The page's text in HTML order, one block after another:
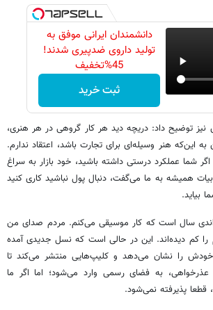
دانشمندان ایرانی موفق به
تولید داروی ضدپیری شدند!
45%تخفیف
ثبت خرید
نیز توضیح داد: دریچه دید هر کار گروهی در هر هنری،
هنر وسیله‌ای برای تجارت باشد، اعتقاد ندارم.
شما عملکرد درستی داشته باشید، خود بازار به سراغ
همیشه به ما می‌گفت، دنبال پول نباشید کاری کنید
بیاید.
سال است که کار موسیقی می‌کنم. مردم صدای من
را کم دیده‌اند. این در حالی است که نسل جدیدی آمده
خودش را نشان می‌دهد و کلیپ‌هایی منتشر می‌کند تا
به فضای رسمی وارد می‌شود؛ اما اگر ما
قطعا پذیرفته نمی‌شود.